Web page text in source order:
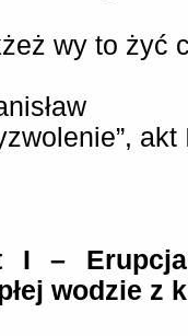
wy to żyć
I–
wodzie z